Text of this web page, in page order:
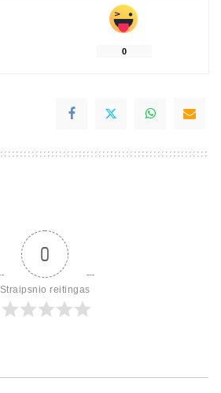
0
0
Straipsnio reitingas